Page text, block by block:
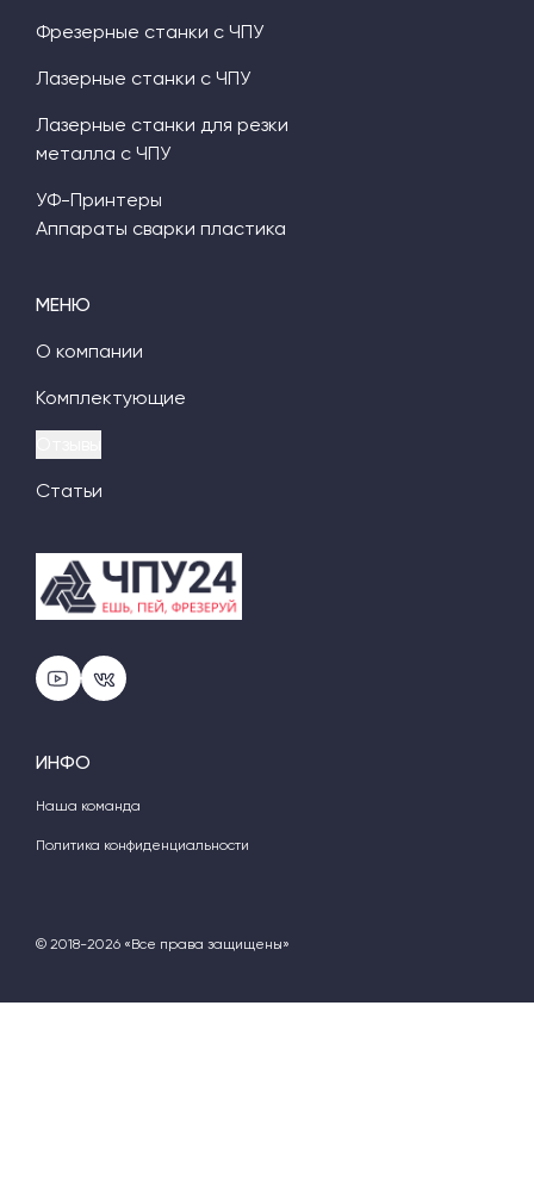
МЕНЮ
О компании
Комплектующие
Статьи
Фрезерные станки с ЧПУ
Лазерные станки с ЧПУ
Лазерные станки для резки
металла с ЧПУ
УФ-Принтеры
Аппараты сварки пластика
ИНФО
Наша команда
Политика конфиденциальности
© 2018-2026 «Все права защищены»